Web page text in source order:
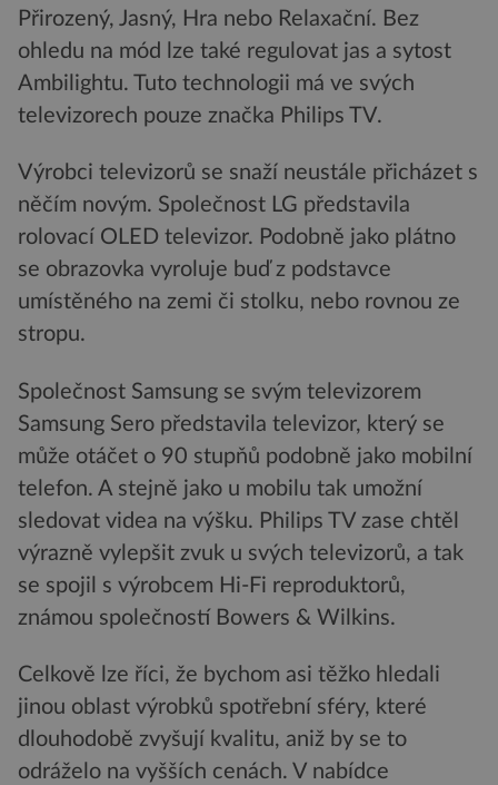
Přirozený, Jasný, Hra nebo Relaxační. Bez
ohledu na mód lze také regulovat jas a sytost
Ambilightu. Tuto technologii má ve svých
televizorech pouze značka Philips TV.
Výrobci televizorů se snaží neustále přicházet s
něčím novým. Společnost LG představila
rolovací OLED televizor. Podobně jako plátno
se obrazovka vyroluje buď z podstavce
umístěného na zemi či stolku, nebo rovnou ze
stropu.
Společnost Samsung se svým televizorem
Samsung Sero představila televizor, který se
může otáčet o 90 stupňů podobně jako mobilní
telefon. A stejně jako u mobilu tak umožní
sledovat videa na výšku. Philips TV zase chtěl
výrazně vylepšit zvuk u svých televizorů, a tak
se spojil s výrobcem Hi-Fi reproduktorů,
známou společností Bowers & Wilkins.
Celkově lze říci, že bychom asi těžko hledali
jinou oblast výrobků spotřební sféry, které
dlouhodobě zvyšují kvalitu, aniž by se to
odráželo na vyšších cenách. V nabídce